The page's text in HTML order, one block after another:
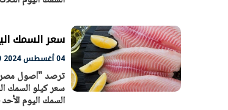
سعر السمك اليوم الأحد 4 - 8 –
04 أغسطس 2024 08:30 ص
السمك اليوم الأحد 4- 8 – 2024 سجل سعر كيلو السمك البلطي بين 60 و64 جنيها. سجل سعر كيلو السمك قشر
الرئيس السيسي: تداعيات خطيرة على
الاقتصاد العالمي وأسعار الوقود حال
استمرار الأزمة في الشرق الأوسط
30 مارس 2026 05:06 م